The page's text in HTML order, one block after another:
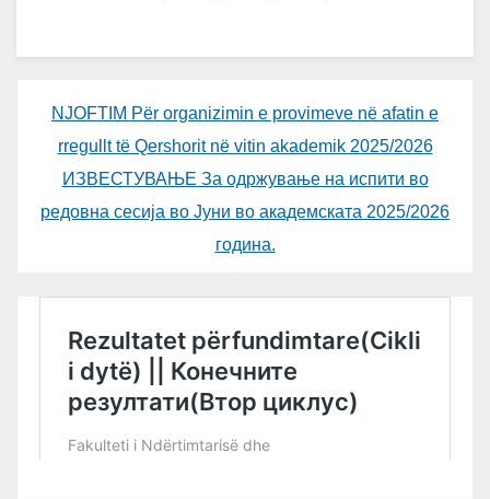
NJOFTIM Për organizimin e provimeve në afatin e
rregullt të Qershorit në vitin akademik 2025/2026
ИЗВЕСТУВАЊЕ За одржување на испити во
редовна сесија во Јуни во академската 2025/2026
година.